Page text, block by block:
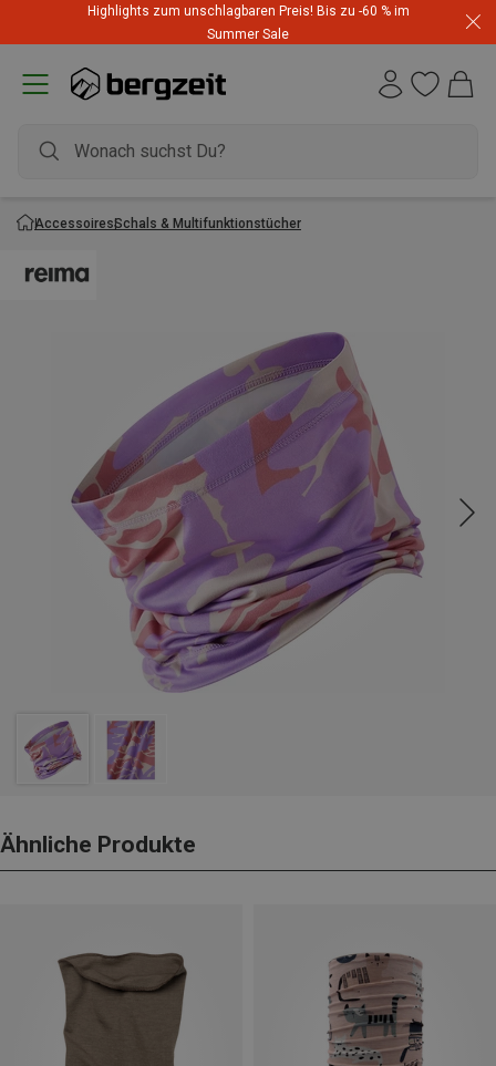
Highlights zum unschlagbaren Preis! Bis zu -60 % im
Summer Sale
AccessoiresSchals & Multifunktionstücher
Ähnliche Produkte